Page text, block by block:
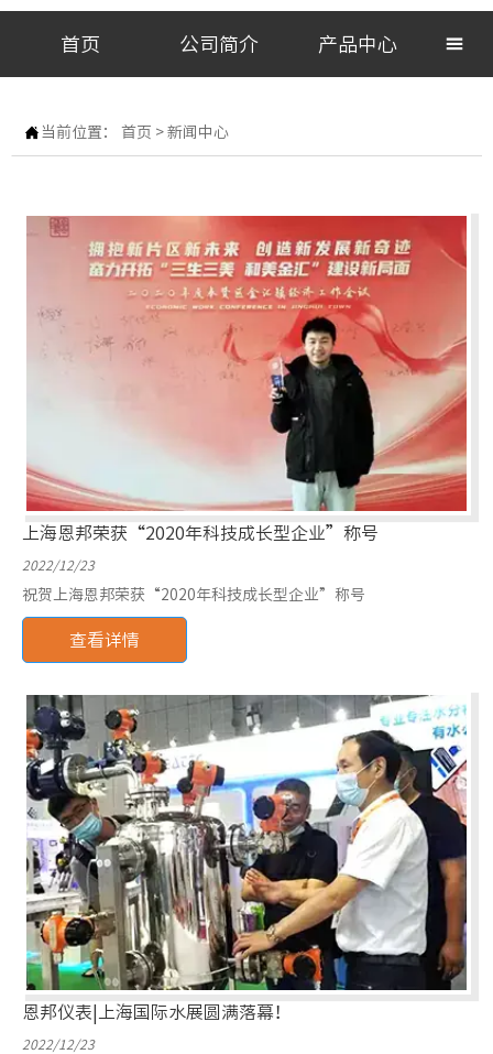
首页 公司简介 产品中心 
 当前位置： 首页 > 新闻中心
上海恩邦荣获“2020年科技成长型企业”称号
2022/12/23
祝贺上海恩邦荣获“2020年科技成长型企业”称号
查看详情
恩邦仪表|上海国际水展圆满落幕！
2022/12/23